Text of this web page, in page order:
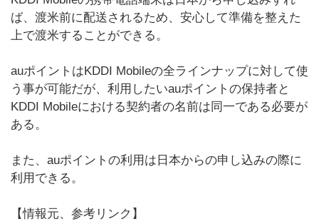
ば、渡米前に配送されるため、安心して準備を整えた
上で渡米することができる。
auポイントはKDDI Mobileの全ラインナップに対して使
う事が可能だが、利用したいauポイントの保持者と
KDDI Mobileにおける契約者の名前は同一である必要が
ある。
また、auポイントの利用は日本からの申し込みの際に
利用できる。
【情報元、参考リンク】